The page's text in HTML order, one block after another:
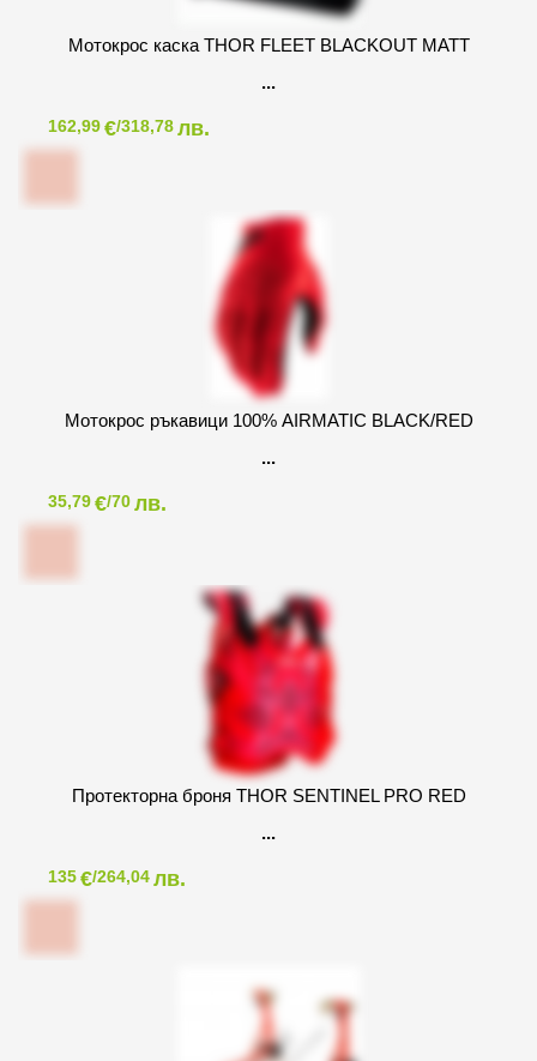
Мотокрос каска THOR FLEET BLACKOUT MATT
162,99€/318,78лв.
Мотокрос ръкавици 100% AIRMATIC BLACK/RED
35,79€/70лв.
Протекторна броня THOR SENTINEL PRO RED
135€/264,04лв.